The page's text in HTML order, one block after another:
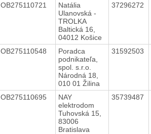
OB275110721
Natália
Ulanovská -
TROLKA
Baltická 16,
04012 Košice
37296272
OB275110548
Poradca
podnikateľa,
spol. s.r.o.
Národná 18,
010 01 Žilina
31592503
OB275110695
NAY
elektrodom
Tuhovská 15,
83006
Bratislava
35739487